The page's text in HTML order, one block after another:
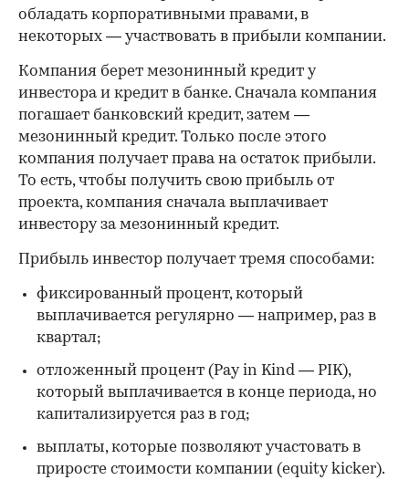
обладать корпоративными правами, в
некоторых — участвовать в прибыли компании.
Компания берет мезонинный кредит у
инвестора и кредит в банке. Сначала компания
погашает банковский кредит, затем —
мезонинный кредит. Только после этого
компания получает права на остаток прибыли.
То есть, чтобы получить свою прибыль от
проекта, компания сначала выплачивает
инвестору за мезонинный кредит.
Прибыль инвестор получает тремя способами:
фиксированный процент, который
выплачивается регулярно — например, раз в
квартал;
отложенный процент (Pay in Kind — PIK),
который выплачивается в конце периода, но
капитализируется раз в год;
выплаты, которые позволяют участовать в
приросте стоимости компании (equity kicker).